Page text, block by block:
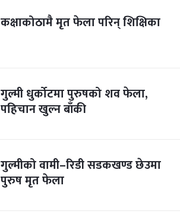
कक्षाकोठामै मृत फेला परिन् शिक्षिका
गुल्मी धुर्कोटमा पुरुषको शव फेला,
पहिचान खुल्न बाँकी
गुल्मीको वामी–रिडी सडकखण्ड छेउमा
पुरुष मृत फेला